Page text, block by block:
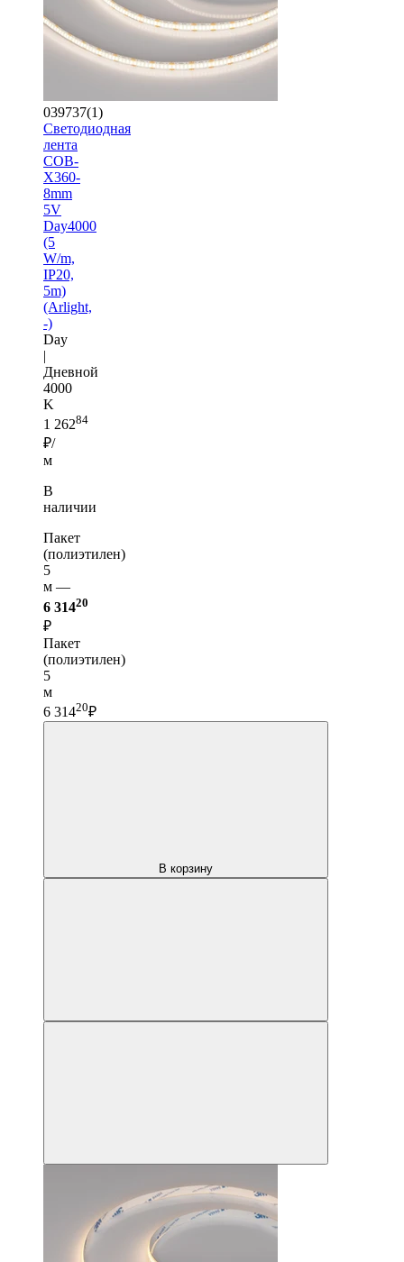
039737(1)
Светодиодная
лента
COB-
X360-
8mm
5V
Day4000
(5
W/m,
IP20,
5m)
(Arlight,
-)
Day
|
Дневной
4000
K
1 26284
₽/
м
В
наличии
Пакет
(полиэтилен)
5
м —
6 31420
₽
Пакет
(полиэтилен)
5
м
6 31420₽
В корзину